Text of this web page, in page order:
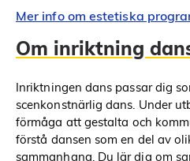
Mer info om estetiska
Om inriktning
Inriktningen dans passar dig
scenkonstnärlig dans. Under
förmåga att gestalta och
förstå dansen som en del av
sammanhang. Du lär dig om